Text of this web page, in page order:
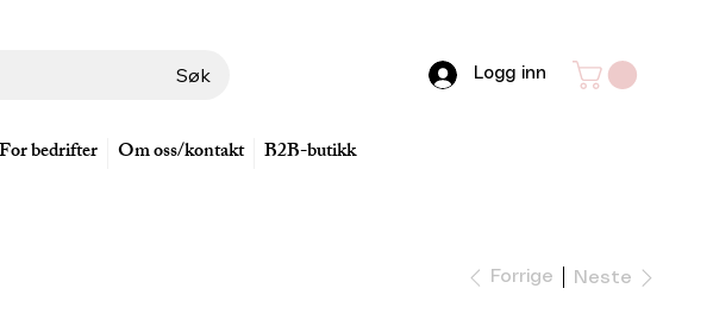
Søk
For bedrifter Om oss/kontakt B2B-butikk
Logg inn
Forrige Neste